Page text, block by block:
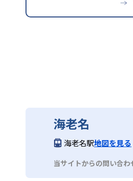
海老名
海老名駅地図を見る
当サイトからの問い合